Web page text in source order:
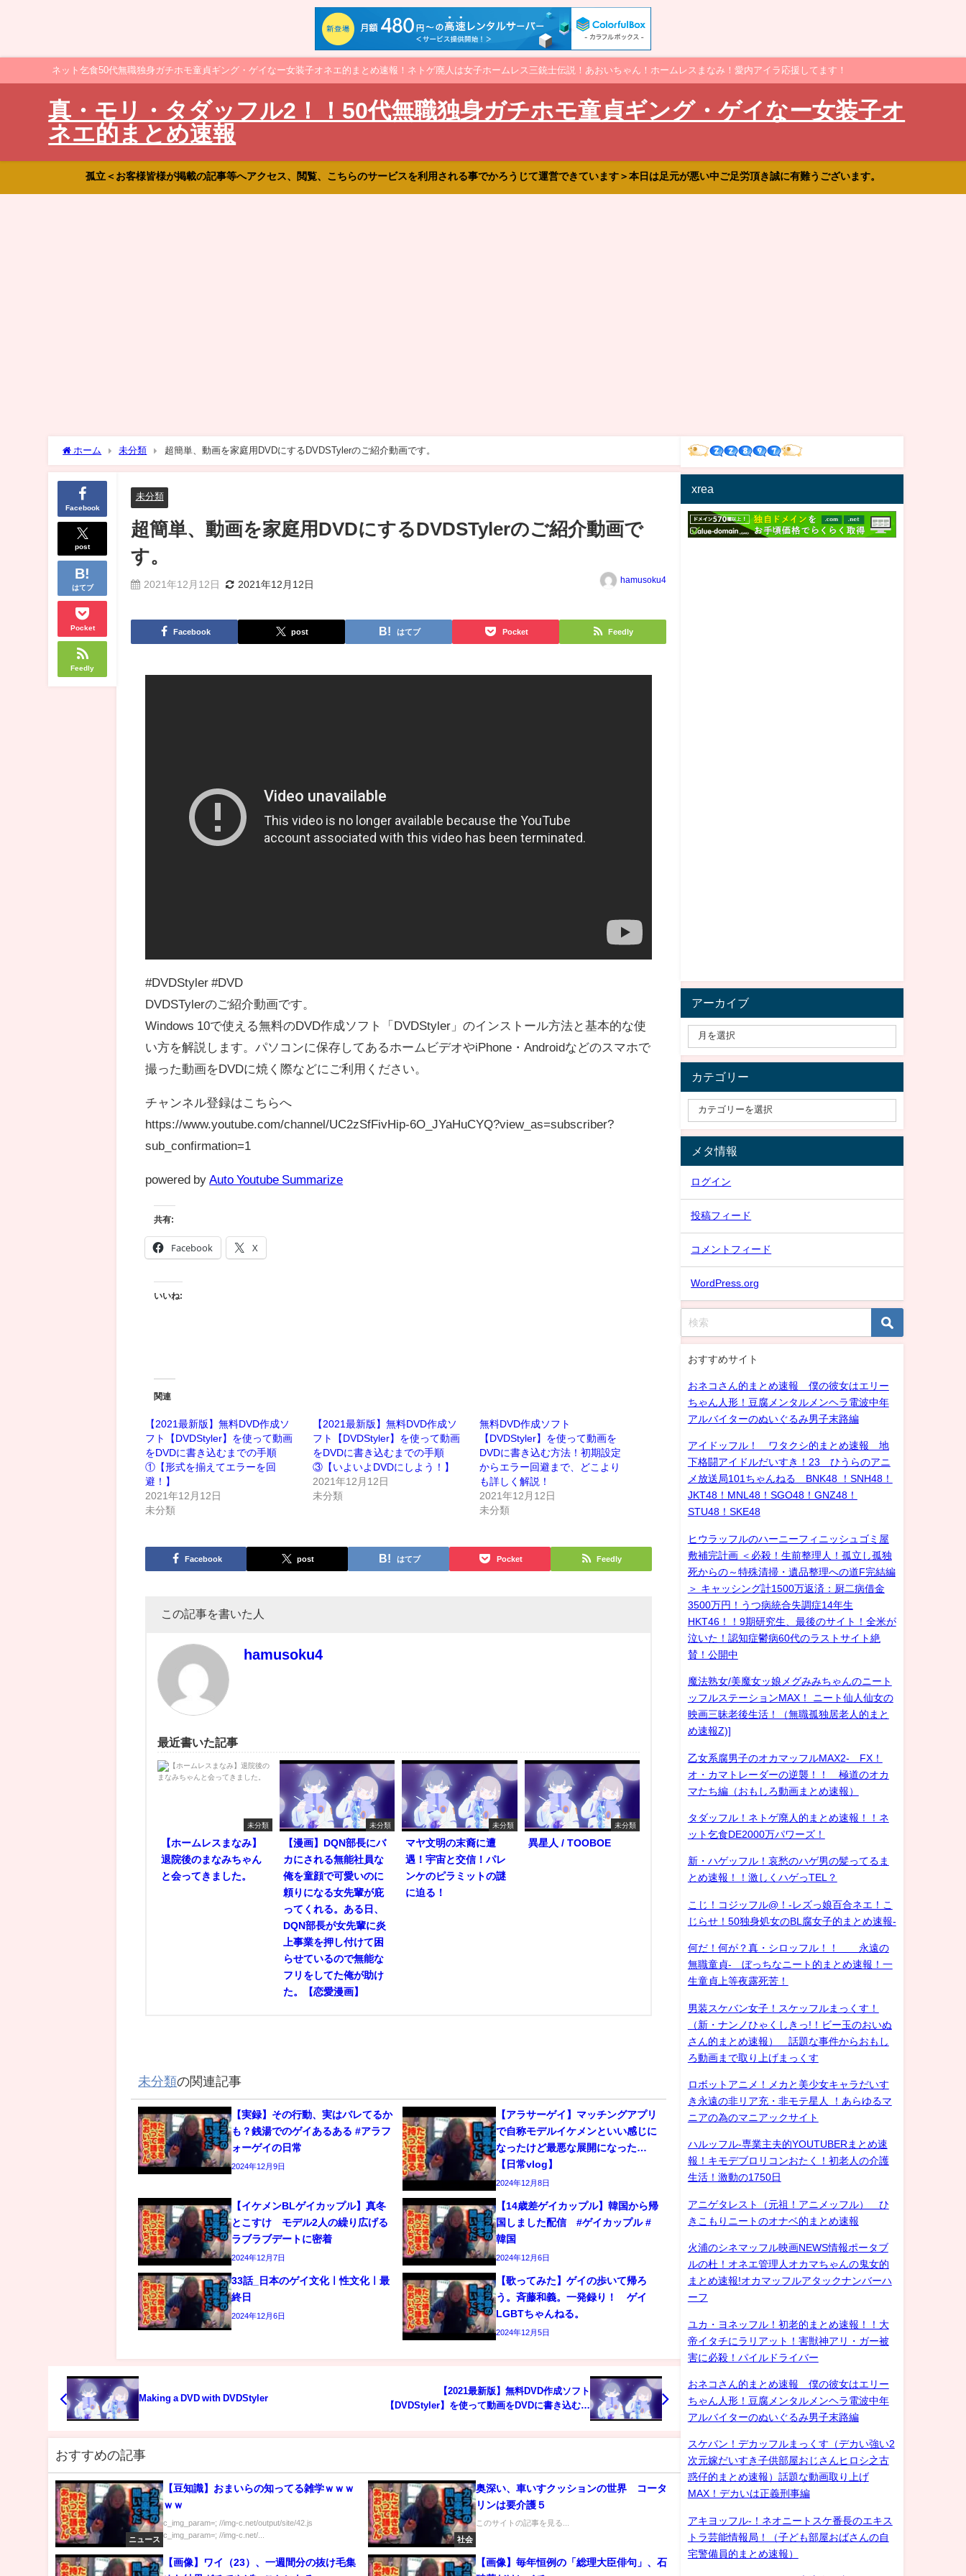
ネット乞食50代無職独身ガチホモ童貞ギング・ゲイなー女装子オネエ的まとめ速報！ネトゲ廃人は女子ホームレス三銃士伝説！あおいちゃん！ホームレスまなみ！愛内アイラ応援してます！
真・モリ・タダッフル2！！50代無職独身ガチホモ童貞ギング・ゲイなー女装子オ
ネエ的まとめ速報
孤立＜お客様皆様が掲載の記事等へアクセス、閲覧、こちらのサービスを利用される事でかろうじて運営できています＞本日は足元が悪い中ご足労頂き誠に有難うございます。
ホーム 未分類 超簡単、動画を家庭用DVDにするDVDSTylerのご紹介動画です。
Facebook
post
はてブ
Pocket
Feedly
未分類
超簡単、動画を家庭用DVDにするDVDSTylerのご紹介動画で
す。
2021年12月12日 2021年12月12日 hamusoku4
Facebook post はてブ Pocket Feedly
#DVDStyler #DVD
DVDSTylerのご紹介動画です。
Windows 10で使える無料のDVD作成ソフト「DVDStyler」のインストール方法と基本的な使
い方を解説します。パソコンに保存してあるホームビデオやiPhone・Androidなどのスマホで
撮った動画をDVDに焼く際などにご利用ください。
チャンネル登録はこちらへ
https://www.youtube.com/channel/UC2zSfFivHip-6O_JYaHuCYQ?view_as=subscriber?
sub_confirmation=1
powered by Auto Youtube Summarize
共有:
Facebook X
いいね:
関連
【2021最新版】無料DVD作成ソ
フト【DVDStyler】を使って動画
をDVDに書き込むまでの手順
①【形式を揃えてエラーを回
避！】
2021年12月12日
未分類
【2021最新版】無料DVD作成ソ
フト【DVDStyler】を使って動画
をDVDに書き込むまでの手順
③【いよいよDVDにしよう！】
2021年12月12日
未分類
無料DVD作成ソフト
【DVDStyler】を使って動画を
DVDに書き込む方法！初期設定
からエラー回避まで、どこより
も詳しく解説！
2021年12月12日
未分類
Facebook post はてブ Pocket Feedly
この記事を書いた人
hamusoku4
最近書いた記事
未分類
【ホームレスまなみ】
退院後のまなみちゃん
と会ってきました。
未分類
【漫画】DQN部長にバ
カにされる無能社員な
俺を童顔で可愛いのに
頼りになる女先輩が庇
ってくれる。ある日、
DQN部長が女先輩に炎
上事業を押し付けて困
らせているので無能な
フリをしてた俺が助け
た。【恋愛漫画】
未分類
マヤ文明の末裔に遭
遇！宇宙と交信！パレ
ンケのピラミットの謎
に迫る！
未分類
異星人 / TOOBOE
未分類の関連記事
【実録】その行動、実はバレてるか
も？銭湯でのゲイあるある #アラフ
ォーゲイの日常
2024年12月9日
【アラサーゲイ】マッチングアプリ
で自称モデルイケメンといい感じに
なったけど最悪な展開になった…
【日常vlog】
2024年12月8日
【イケメンBLゲイカップル】真冬
とこすけ モデル2人の繰り広げる
ラブラブデートに密着
2024年12月7日
【14歳差ゲイカップル】韓国から帰
国しました配信 #ゲイカップル #
韓国
2024年12月6日
33話_日本のゲイ文化ㅣ性文化ㅣ最
終日
2024年12月6日
【歌ってみた】ゲイの歩いて帰ろ
う。斉藤和義。一発録り！ ゲイ
LGBTちゃんねる。
2024年12月5日
Making a DVD with DVDStyler
【2021最新版】無料DVD作成ソフト
【DVDStyler】を使って動画をDVDに書き込むま
おすすめの記事
ニュース
【豆知識】おまいらの知ってる雑学ｗｗｗ
ｗｗ
c_img_param=; //img-c.net/output/site/42.js
c_img_param=; //img-c.net/...
社会
奥深い、車いすクッションの世界 コータ
リンは要介護５
このサイトの記事を見る...
【画像】ワイ（23）、一週間分の抜け毛集
【画像】毎年恒例の「総理大臣俳句」、石
xrea
アーカイブ
カテゴリー
メタ情報
ログイン
投稿フィード
コメントフィード
WordPress.org
おすすめサイト
おネコさん的まとめ速報 僕の彼女はエリー
ちゃん人形！豆腐メンタルメンヘラ電波中年
アルバイターのぬいぐるみ男子末路編
アイドッフル！ ワタクシ的まとめ速報 地
下格闘アイドルだいすき！23 ひうらのアニ
メ放送局101ちゃんねる BNK48 ！SNH48！
JKT48！MNL48！SGO48！GNZ48！
STU48！SKE48
ヒウラッフルのハーニーフィニッシュゴミ屋
敷補完計画 ＜必殺！生前整理人！孤立し孤独
死からの～特殊清掃・遺品整理への道F完結編
＞ キャッシング計1500万返済：厨二病借金
3500万円！うつ病統合失調症14年生
HKT46！！9期研究生、最後のサイト！全米が
泣いた！認知症鬱病60代のラストサイト絶
賛！公開中
魔法熟女/美魔女ッ娘メグみみちゃんのニート
ッフルステーションMAX！ ニート仙人仙女の
映画三昧老後生活！（無職孤独居老人的まと
め速報Z)]
乙女系腐男子のオカマッフルMAX2- FX！
オ・カマトレーダーの逆襲！！ 極道のオカ
マたち編（おもしろ動画まとめ速報）
タダッフル！ネトゲ廃人的まとめ速報！！ネ
ット乞食DE2000万パワーズ！
新・ハゲッフル！哀愁のハゲ男の髪ってるま
とめ速報！！激しくハゲっTEL？
こじ！コジッフル@！-レズっ娘百合ネエ！こ
じらせ！50独身処女のBL腐女子的まとめ速報-
何だ！何が？真・シロッフル！！ 永遠の
無職童貞- ぼっちなニート的まとめ速報！一
生童貞上等夜露死苦！
男装スケバン女子！スケッフルまっくす！
（新・ナンノひゃくしきっ!！ビー玉のおいぬ
さん的まとめ速報） 話題な事件からおもし
ろ動画まで取り上げまっくす
ロボットアニメ！メカと美少女キャラだいす
き永遠の非リア充・非モテ星人 ！あらゆるマ
ニアの為のマニアックサイト
ハルッフル-専業主夫的YOUTUBERまとめ速
報！キモデブロリコンおたく！初老人の介護
生活！激動の1750日
アニゲタレスト（元祖！アニメッフル） ひ
きこもりニートのオナベ的まとめ速報
火浦のシネマッフル映画NEWS情報ポータブ
ルの杜！オネエ管理人オカマちゃんの鬼女的
まとめ速報!オカマッフルアタックナンバーハ
ーフ
ユカ・ヨネッフル！初老的まとめ速報！！大
帝イタチにラリアット！害獣神アリ・ガー被
害に必殺！パイルドライバー
おネコさん的まとめ速報 僕の彼女はエリー
ちゃん人形！豆腐メンタルメンヘラ電波中年
アルバイターのぬいぐるみ男子末路編
スケバン！デカッフルまっくす（デカい強い2
次元嫁だいすき子供部屋おじさんヒロシ之古
惑仔的まとめ速報）話題な動画取り上げ
MAX！デカいは正義刑事編
アキヨッフル-！ネオニートスケ番長のエキス
トラ芸能情報局！（子ども部屋おばさんの自
宅警備員的まとめ速報）